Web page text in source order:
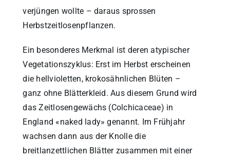
verjüngen wollte – daraus sprossen
Herbstzeitlosenpflanzen.
Ein besonderes Merkmal ist deren atypischer
Vegetationszyklus: Erst im Herbst erscheinen
die hellvioletten, krokosähnlichen Blüten –
ganz ohne Blätterkleid. Aus diesem Grund wird
das Zeitlosengewächs (Colchicaceae) in
England «naked lady» genannt. Im Frühjahr
wachsen dann aus der Knolle die
breitlanzettlichen Blätter zusammen mit einer